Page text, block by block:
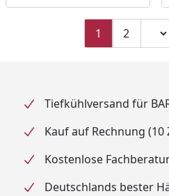
1 Zu Seite 2
2
Tiefkühlversand für
Kauf auf Rechnung (10
Kostenlose
Deutschlands bester